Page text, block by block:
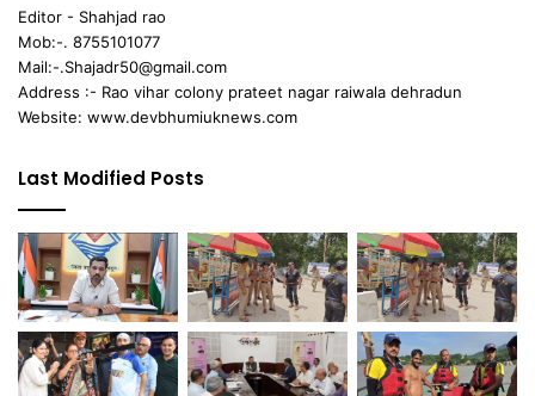
Editor - Shahjad rao
Mob:-. 8755101077
Mail:-.Shajadr50@gmail.com
Address :- Rao vihar colony prateet nagar raiwala dehradun
Website: www.devbhumiuknews.com
Last Modified Posts